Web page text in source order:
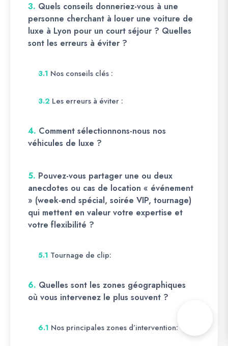
3. Quels conseils donneriez-vous à une
personne cherchant à louer une voiture de
luxe à Lyon pour un court séjour ? Quelles
sont les erreurs à éviter ?
3.1 Nos conseils clés :
3.2 Les erreurs à éviter :
4. Comment sélectionnons-nous nos
véhicules de luxe ?
5. Pouvez-vous partager une ou deux
anecdotes ou cas de location « événement
» (week-end spécial, soirée VIP, tournage)
qui mettent en valeur votre expertise et
votre flexibilité ?
5.1 Tournage de clip:
6. Quelles sont les zones géographiques
où vous intervenez le plus souvent ?
6.1 Nos principales zones d’intervention: